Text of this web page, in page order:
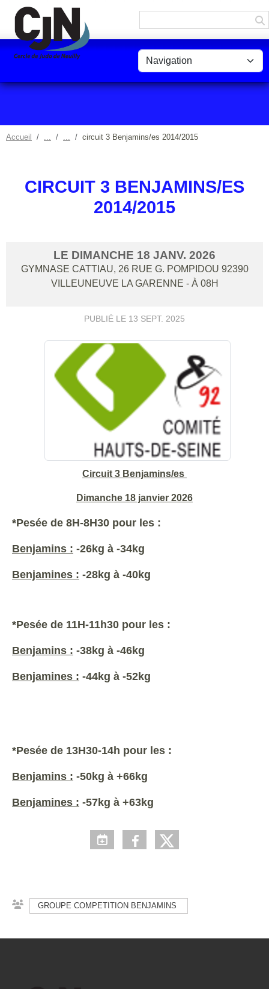
Accueil circuit 3 Benjamins/es 2014/2015
CIRCUIT 3 BENJAMINS/ES
2014/2015
LE DIMANCHE 18 JANV. 2026
GYMNASE CATTIAU, 26 RUE G. POMPIDOU 92390
VILLEUNEUVE LA GARENNE - À 08H
PUBLIÉ LE 13 SEPT. 2025
Circuit 3 Benjamins/es
Dimanche 18 janvier 2026
*Pesée de 8H-8H30 pour les :
Benjamins : -26kg à -34kg
Benjamines : -28kg à -40kg
*Pesée de 11H-11h30 pour les :
Benjamins : -38kg à -46kg
Benjamines : -44kg à -52kg
*Pesée de 13H30-14h pour les :
Benjamins : -50kg à +66kg
Benjamines : -57kg à +63kg
GROUPE COMPETITION BENJAMINS
Panneau de gestion des cookies